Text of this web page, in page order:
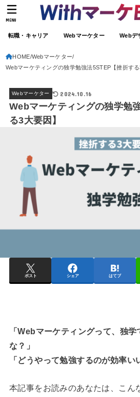
転職・キャリア Webマーケター Webデ
MENU
HOME Webマーケター
Webマーケティングの独学勉強法5STEP【挫折する
Webマーケター 2024.10.16
Webマーケティングの独学勉
る3大要因】
ポスト シェア はてブ
「Webマーケティングって、独
な？」
「どうやって勉強するのが効率い
本記事をお読みのあなたは、こん